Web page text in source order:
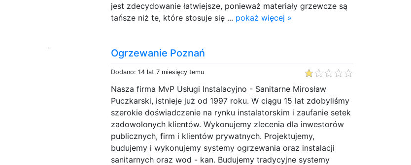
jest zdecydowanie łatwiejsze, ponieważ materiały grzewcze są
tańsze niż te, które stosuje się ... pokaż więcej »
Ogrzewanie Poznań
Dodano: 14 lat 7 miesięcy temu
Nasza firma MvP Usługi Instalacyjno - Sanitarne Mirosław
Puczkarski, istnieje już od 1997 roku. W ciągu 15 lat zdobyliśmy
szerokie doświadczenie na rynku instalatorskim i zaufanie setek
zadowolonych klientów. Wykonujemy zlecenia dla inwestorów
publicznych, firm i klientów prywatnych. Projektujemy,
budujemy i wykonujemy systemy ogrzewania oraz instalacji
sanitarnych oraz wod - kan. Budujemy tradycyjne systemy